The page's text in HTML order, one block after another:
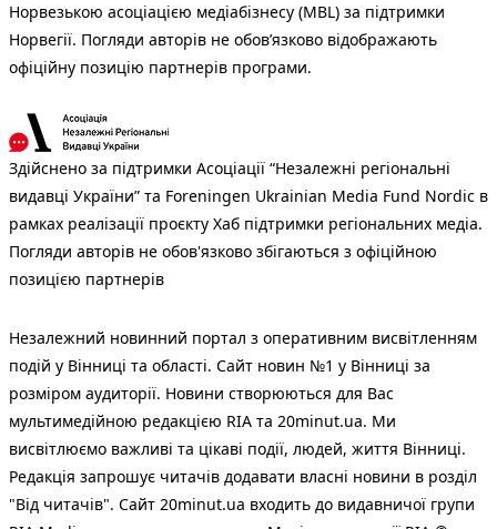
Норвезькою асоціацією медіабізнесу (MBL) за підтримки
Норвегії. Погляди авторів не обов’язково відображають
офіційну позицію партнерів програми.
Здійснено за підтримки Асоціації “Незалежні регіональні
видавці України” та Foreningen Ukrainian Media Fund Nordic в
рамках реалізації проєкту Хаб підтримки регіональних медіа.
Погляди авторів не обов'язково збігаються з офіційною
позицією партнерів
Незалежний новинний портал з оперативним висвітленням
подій у Вінниці та області. Сайт новин №1 у Вінниці за
розміром аудиторії. Новини створюються для Вас
мультимедійною редакцією RIA та 20minut.ua. Ми
висвітлюємо важливі та цікаві події, людей, життя Вінниці.
Редакція запрошує читачів додавати власні новини в розділ
"Від читачів". Сайт 20minut.ua входить до видавничої групи